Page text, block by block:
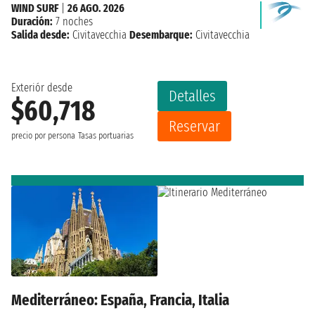
Exteriór desde
$60,718
precio por persona Tasas portuarias
Detalles
Reservar
WIND SURF| 26 AGO. 2026
Duración: 7 noches
Salida desde: Civitavecchia Desembarque: Civitavecchia
Mediterráneo: España, Francia, Italia